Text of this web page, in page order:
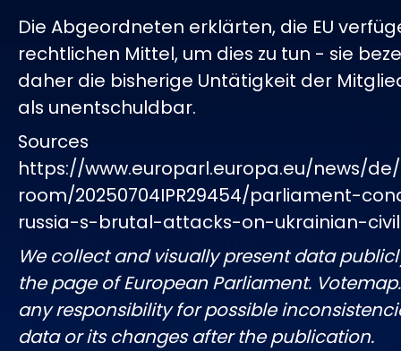
Die Abgeordneten erklärten, die EU
rechtlichen Mittel, um dies zu tun - sie
daher die bisherige Untätigkeit der
als unentschuldbar.
Sources
https://www.europarl.europa.eu/news/
room/20250704IPR29454/parliament-
russia-s-brutal-attacks-on-ukrainian-
We collect and visually present data
the page of European Parliament.
any responsibility for possible
data or its changes after the publication.